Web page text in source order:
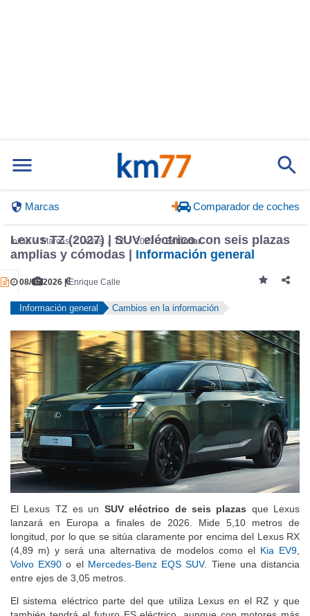
Marcas Comparador de coches
Inicio Marcas Lexus TZ 2027 Estándar
Lexus TZ (2027) | SUV eléctrico con seis plazas
amplias y cómodas | Información general
08/05/2026 |Enrique Calle
Información general Cambios en la información
El Lexus TZ es un SUV eléctrico de seis plazas que Lexus
lanzará en Europa a finales de 2026. Mide 5,10 metros de
longitud, por lo que se sitúa claramente por encima del Lexus RX
(4,89 m) y será una alternativa de modelos como el Kia EV9,
Volvo EX90 o el Mercedes-Benz EQS SUV. Tiene una distancia
entre ejes de 3,05 metros.
El sistema eléctrico parte del que utiliza Lexus en el RZ y que